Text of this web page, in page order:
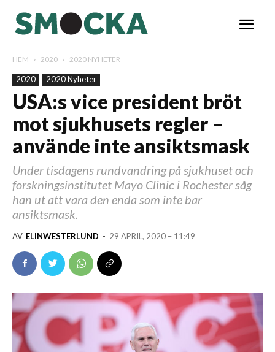
HEM 2020 2020 NYHETER
2020 2020 Nyheter
USA:s vice president bröt
mot sjukhusets regler –
använde inte ansiktsmask
Under tisdagens rundvandring på sjukhuset och
forskningsinstitutet Mayo Clinic i Rochester såg
han ut att vara den enda som inte bar
ansiktsmask.
AV ELINWESTERLUND - 29 APRIL, 2020 – 11:49